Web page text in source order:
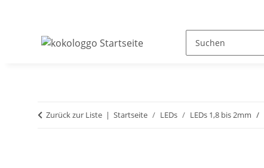
Zurück zur Liste Startseite LEDs LEDs 1,8 bis 2mm